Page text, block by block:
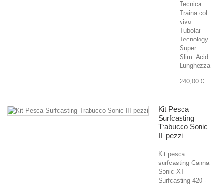
Tecnica:
Traina col
vivo
Tubolar
Tecnology
Super
Slim Acid
Lunghezza...
240,00 €
Kit Pesca
Surfcasting
Trabucco Sonic
III pezzi
Kit pesca
surfcasting Canna
Sonic XT
Surfcasting 420 -